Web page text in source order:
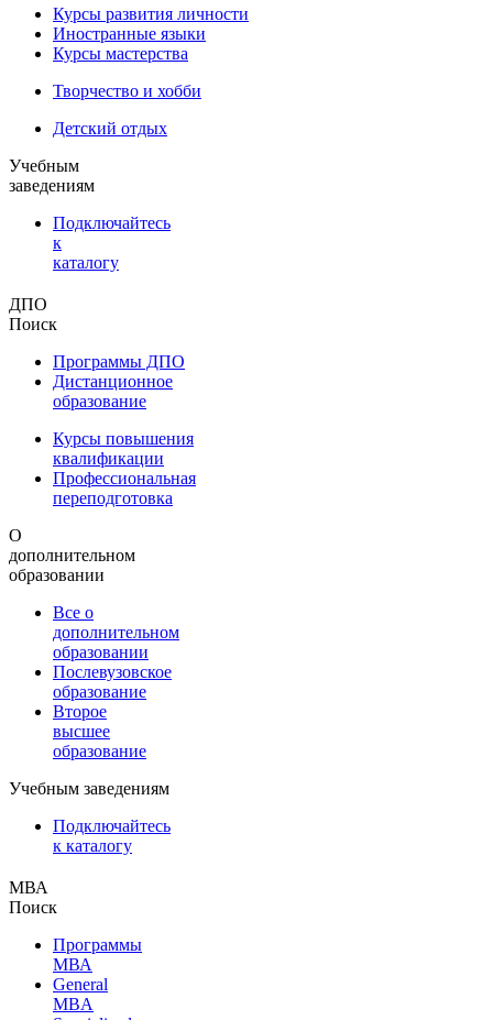
Курсы развития личности
Иностранные языки
Курсы мастерства
Творчество и хобби
Детский отдых
Учебным
заведениям
Подключайтесь
к
каталогу
ДПО
Поиск
Программы ДПО
Дистанционное
образование
Курсы повышения
квалификации
Профессиональная
переподготовка
О
дополнительном
образовании
Все о
дополнительном
образовании
Послевузовское
образование
Второе
высшее
образование
Учебным заведениям
Подключайтесь
к каталогу
МВА
Поиск
Программы
МВА
General
MBA